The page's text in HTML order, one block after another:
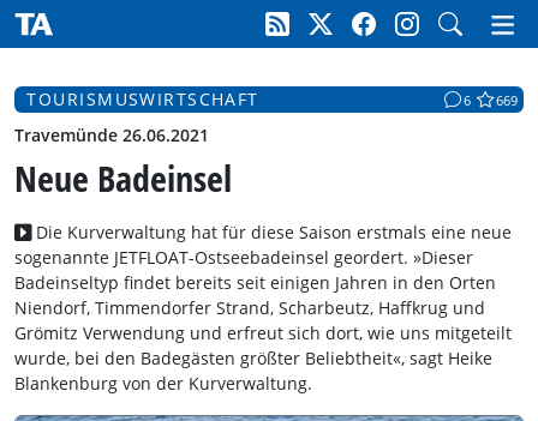
TOURISMUSWIRTSCHAFT 6 669
Travemünde 26.06.2021
Neue Badeinsel
Die Kurverwaltung hat für diese Saison erstmals eine neue
sogenannte JETFLOAT-Ostseebadeinsel geordert. »Dieser
Badeinseltyp findet bereits seit einigen Jahren in den Orten
Niendorf, Timmendorfer Strand, Scharbeutz, Haffkrug und
Grömitz Verwendung und erfreut sich dort, wie uns mitgeteilt
wurde, bei den Badegästen größter Beliebtheit«, sagt Heike
Blankenburg von der Kurverwaltung.